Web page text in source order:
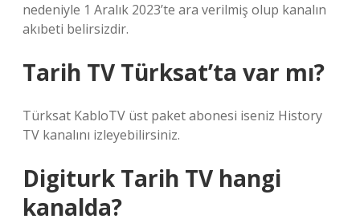
nedeniyle 1 Aralık 2023’te ara verilmiş olup kanalın
akıbeti belirsizdir.
Tarih TV Türksat’ta var mı?
Türksat KabloTV üst paket abonesi iseniz History
TV kanalını izleyebilirsiniz.
Digiturk Tarih TV hangi
kanalda?